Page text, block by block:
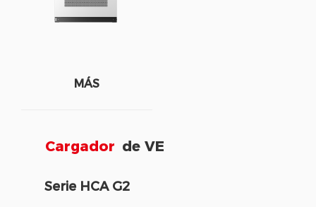
MÁS
Cargador de VE
Serie HCA G2